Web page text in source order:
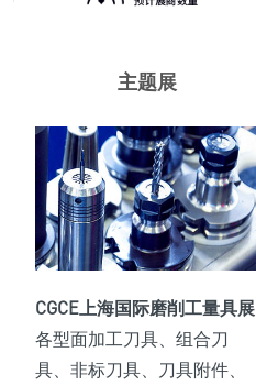
主题展
CGCE上海国际磨削工量具展
各型面加工刀具、组合刀
具、非标刀具、刀具附件、